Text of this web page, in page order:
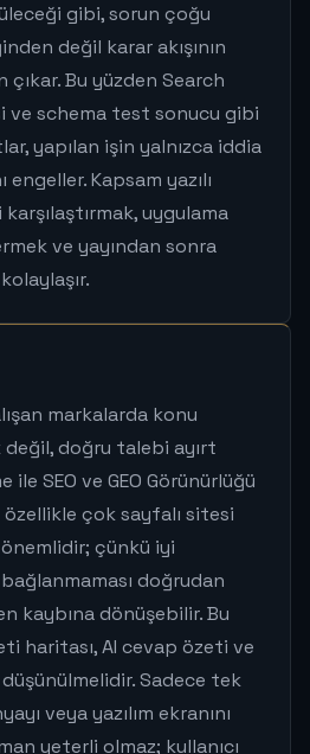
gibi, sorun çoğu
değil karar akışının
çıkar. Bu yüzden Search
ve schema test sonucu gibi
yapılan işin yalnızca iddia
engeller. Kapsam yazılı
uygulama
ve yayından sonra
markalarda konu
değil, doğru talebi ayırt
SEO ve GEO Görünürlüğü
özellikle çok sayfalı sitesi
çünkü iyi
doğrudan
kaybına dönüşebilir. Bu
haritası, AI cevap özeti ve
Sadece tek
veya yazılım ekranını
yeterli olmaz; kullanıcı